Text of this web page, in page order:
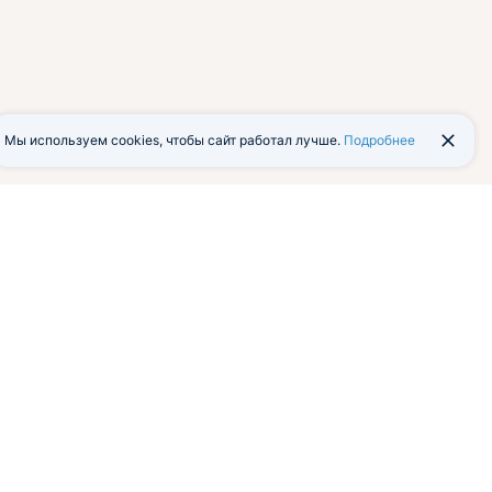
Мы используем cookies, чтобы сайт работал лучше. Подробнее